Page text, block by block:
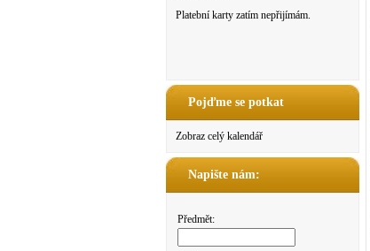
Platební karty zatím nepřijímám.
Pojďme se potkat
Zobraz celý kalendář
Napište nám:
Předmět: